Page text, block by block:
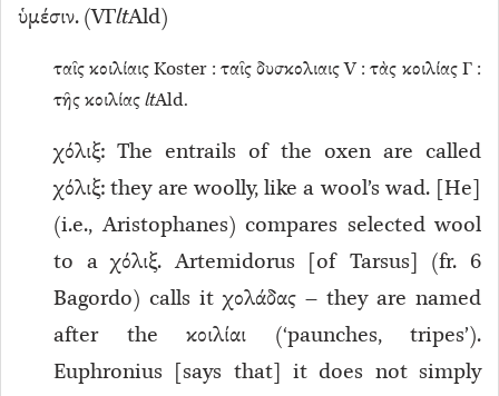
ὑμέσιν. (VΓltAld)
ταῖς κοιλίαις Koster : ταῖς δυσκολιαις V : τὰς κοιλίας Γ :
τῆς κοιλίας ltAld.
χόλιξ: The entrails of the oxen are called
χόλιξ: they are woolly, like a wool’s wad. [He]
(i.e., Aristophanes) compares selected wool
to a χόλιξ. Artemidorus [of Tarsus] (fr. 6
Bagordo) calls it χολάδας – they are named
after the κοιλίαι (‘paunches, tripes’).
Euphronius [says that] it does not simply